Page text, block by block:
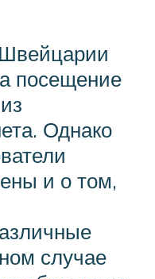
посещение
Однако
и о том,
случае